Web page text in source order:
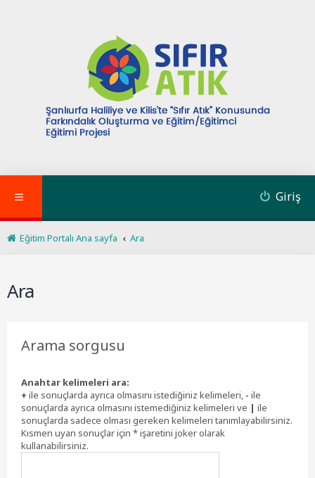
Giriş
Eğitim Portalı Ana sayfa Ara
Ara
Arama sorgusu
Anahtar kelimeleri ara:
+ ile sonuçlarda ayrıca olmasını istediğiniz kelimeleri, - ile
sonuçlarda ayrıca olmasını istemediğiniz kelimeleri ve | ile
sonuçlarda sadece olması gereken kelimeleri tanımlayabilirsiniz.
Kısmen uyan sonuçlar için * işaretini joker olarak
kullanabilirsiniz.